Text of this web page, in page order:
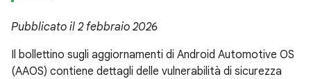
Pubblicato il 2 febbraio 2026
Il bollettino sugli aggiornamenti di Android Automotive OS
(AAOS) contiene dettagli delle vulnerabilità di sicurezza